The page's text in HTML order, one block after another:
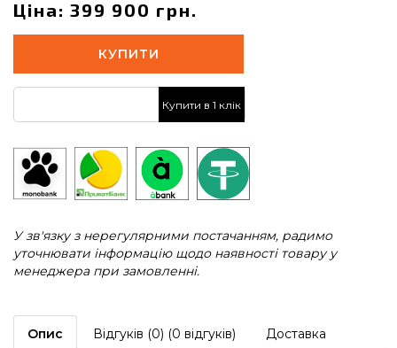
Ціна: 399 900 грн.
КУПИТИ
Купити в 1 клік
У зв'язку з нерегулярними постачанням, радимо
уточнювати інформацію щодо наявності товару у
менеджера при замовленні.
Опис Відгуків (0) (0 відгуків) Доставка